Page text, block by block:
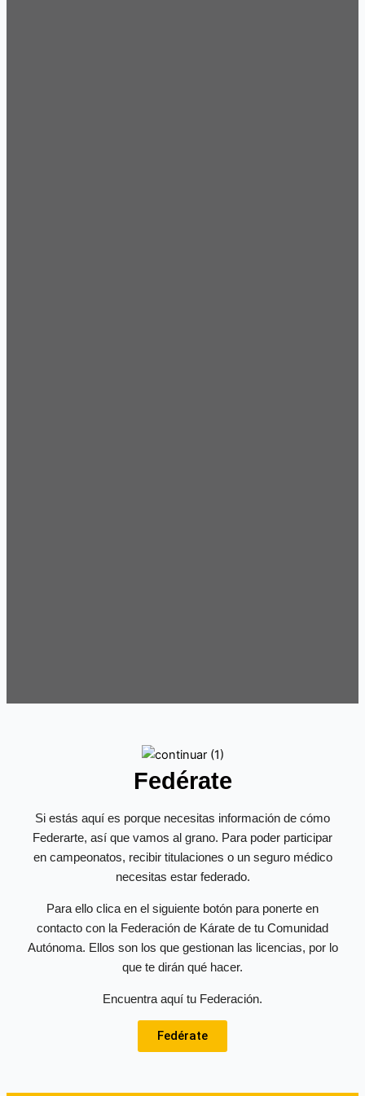
Fedérate
Si estás aquí es porque necesitas información de cómo
Federarte, así que vamos al grano. Para poder participar
en campeonatos, recibir titulaciones o un seguro médico
necesitas estar federado.
Para ello clica en el siguiente botón para ponerte en
contacto con la Federación de Kárate de tu Comunidad
Autónoma. Ellos son los que gestionan las licencias, por lo
que te dirán qué hacer.
Encuentra aquí tu Federación.
Fedérate